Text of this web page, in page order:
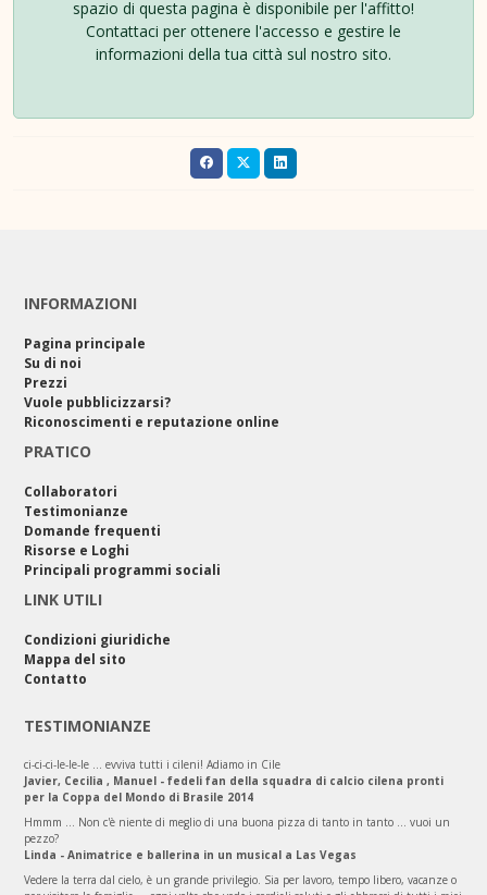
spazio di questa pagina è disponibile per l'affitto!
Contattaci per ottenere l'accesso e gestire le
informazioni della tua città sul nostro sito.
INFORMAZIONI
Pagina principale
Su di noi
Prezzi
Vuole pubblicizzarsi?
Riconoscimenti e reputazione online
PRATICO
Collaboratori
Testimonianze
Domande frequenti
Risorse e Loghi
Principali programmi sociali
LINK UTILI
Condizioni giuridiche
Mappa del sito
Contatto
TESTIMONIANZE
ci-ci-ci-le-le-le ... evviva tutti i cileni! Adiamo in Cile
Javier, Cecilia , Manuel - fedeli fan della squadra di calcio cilena pronti
per la Coppa del Mondo di Brasile 2014
Hmmm ... Non c'è niente di meglio di una buona pizza di tanto in tanto ... vuoi un
pezzo?
Linda - Animatrice e ballerina in un musical a Las Vegas
Vedere la terra dal cielo, è un grande privilegio. Sia per lavoro, tempo libero, vacanze o